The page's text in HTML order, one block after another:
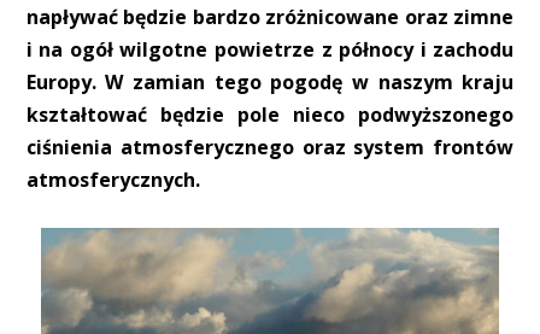
napływać będzie bardzo zróżnicowane oraz zimne
i na ogół wilgotne powietrze z północy i zachodu
Europy. W zamian tego pogodę w naszym kraju
kształtować będzie pole nieco podwyższonego
ciśnienia atmosferycznego oraz system frontów
atmosferycznych.